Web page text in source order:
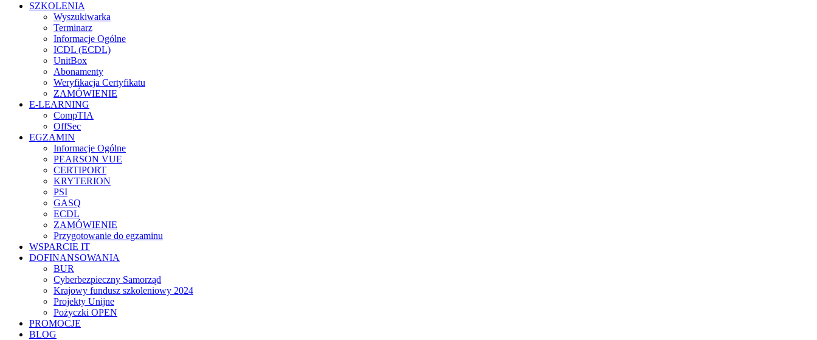
SZKOLENIA
Wyszukiwarka
Terminarz
Informacje Ogólne
ICDL (ECDL)
UnitBox
Abonamenty
Weryfikacja Certyfikatu
ZAMÓWIENIE
E-LEARNING
CompTIA
OffSec
EGZAMIN
Informacje Ogólne
PEARSON VUE
CERTIPORT
KRYTERION
PSI
GASQ
ECDL
ZAMÓWIENIE
Przygotowanie do egzaminu
WSPARCIE IT
DOFINANSOWANIA
BUR
Cyberbezpieczny Samorząd
Krajowy fundusz szkoleniowy 2024
Projekty Unijne
Pożyczki OPEN
PROMOCJE
BLOG